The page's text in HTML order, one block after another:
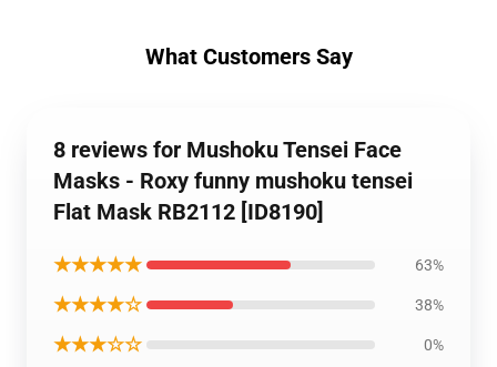
What Customers Say
8 reviews for Mushoku Tensei Face
Masks - Roxy funny mushoku tensei
Flat Mask RB2112 [ID8190]
★★★★★ 63%
★★★★☆ 38%
★★★☆☆ 0%